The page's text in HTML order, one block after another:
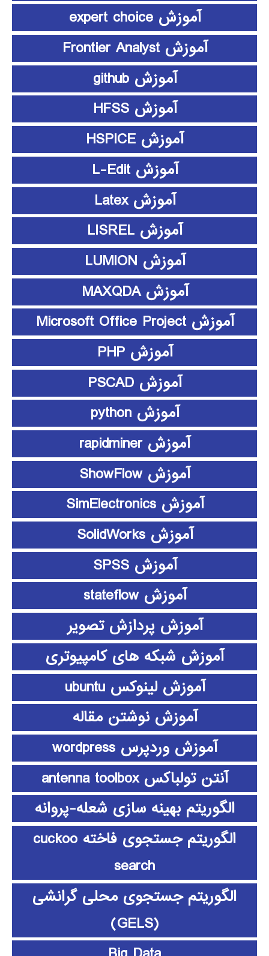
آموزش expert choice
آموزش Frontier Analyst
آموزش github
آموزش HFSS
آموزش HSPICE
آموزش L-Edit
آموزش Latex
آموزش LISREL
آموزش LUMION
آموزش MAXQDA
آموزش Microsoft Office Project
آموزش PHP
آموزش PSCAD
آموزش python
آموزش rapidminer
آموزش ShowFlow
آموزش SimElectronics
آموزش SolidWorks
آموزش SPSS
آموزش stateflow
آموزش پردازش تصویر
آموزش شبکه های کامپیوتری
آموزش لینوکس ubuntu
آموزش نوشتن مقاله
آموزش وردپرس wordpress
آنتن تولباکس antenna toolbox
الگوریتم بهینه سازی شعله-پروانه
الگوریتم جستجوی فاخته cuckoo
search
الگوریتم جستجوی محلی گرانشی
(GELS)